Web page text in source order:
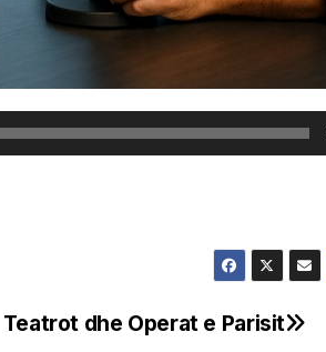
Teatrot dhe Operat e Parisit